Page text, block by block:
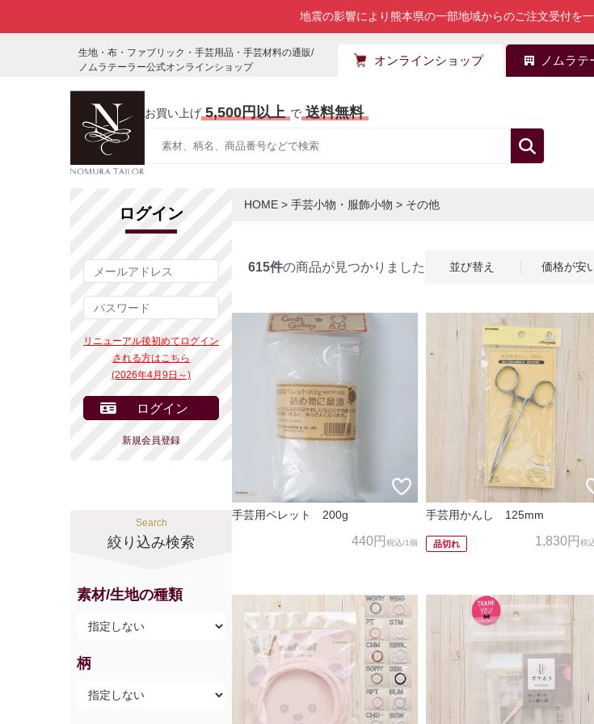
地震の影響により熊本県の一部地域からのご注文受付を一
生地・布・ファブリック・手芸用品・手芸材料の通販/
ノムラテーラー公式オンラインショップ
オンラインショップ ノムラテ
お買い上げ 5,500円以上 で 送料無料
ログイン
リニューアル後初めてログイン
される方はこちら
(2026年4月9日～)
ログイン
新規会員登録
Search
絞り込み検索
素材/生地の種類
柄
HOME > 手芸小物・服飾小物 > その他
615件の商品が見つかりました 並び替え 価格が安
手芸用ペレット 200g
440円 税込/1個
手芸用かんし 125mm
品切れ 1,830円 税